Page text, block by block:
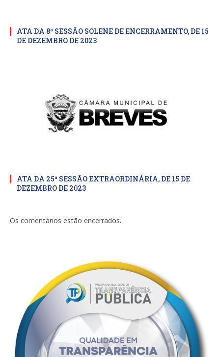
ATA DA 8ª SESSÃO SOLENE DE ENCERRAMENTO, DE 15
DE DEZEMBRO DE 2023
ATA DA 25ª SESSÃO EXTRAORDINÁRIA, DE 15 DE
DEZEMBRO DE 2023
Os comentários estão encerrados.